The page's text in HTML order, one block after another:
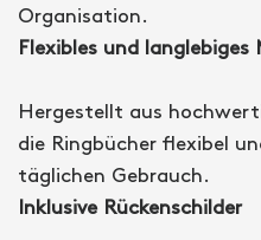
Organisation.
Flexibles und langlebiges
Hergestellt aus
die Ringbücher flexibel
täglichen Gebrauch.
Inklusive Rückenschilder